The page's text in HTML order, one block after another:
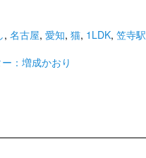
名鉄常滑線 大江駅 東海道本線
笠寺駅
名鉄名古屋本線
本笠寺駅
ライター：増成かおり
, 名古屋, 愛知, 猫, 1LDK, 笠寺駅
：増成かおり